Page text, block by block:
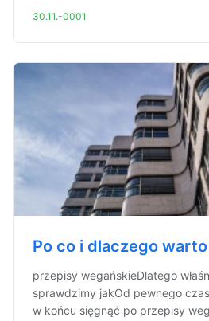
30.11.-0001
Po co i dlaczego
przepisy wegańskieDlatego
sprawdzimy jakOd pewnego
w końcu sięgnąć po przepisy